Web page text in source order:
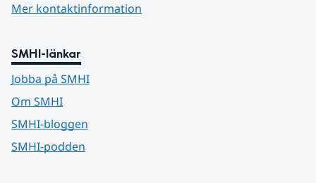
Mer kontaktinformation
SMHI-länkar
Jobba på SMHI
Om SMHI
SMHI-bloggen
SMHI-podden